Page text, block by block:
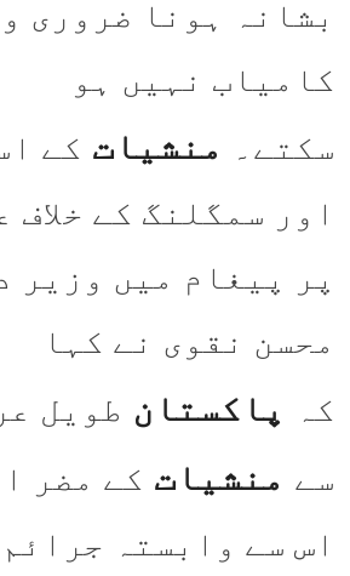
بشانہ ہونا ضروری
کامیاب نہیں ہو
سکتے۔
منشیات کے
اور سمگلنگ کے خلاف
پر پیغام میں وزیر
محسن نقوی نے کہا
کہ
پاکستان طویل
سے منشیات کے مضر
اس سے وابستہ